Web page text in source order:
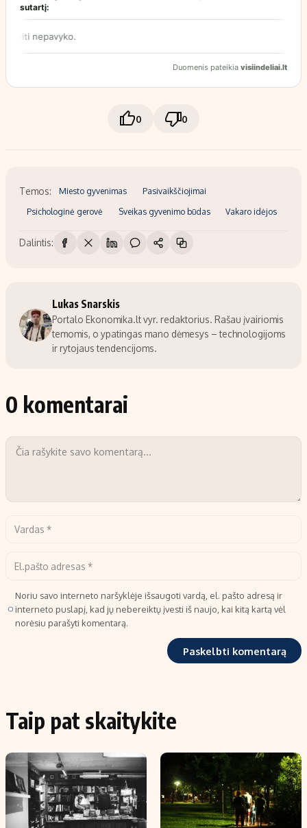
0 0
Temos: Miesto gyvenimas Pasivaikščiojimai
Psichologinė gerovė Sveikas gyvenimo būdas Vakaro idėjos
Dalintis:
Lukas Snarskis
Portalo Ekonomika.lt vyr. redaktorius. Rašau įvairiomis
temomis, o ypatingas mano dėmesys – technologijoms
ir rytojaus tendencijoms.
0 komentarai
Noriu savo interneto naršyklėje išsaugoti vardą, el. pašto adresą ir
interneto puslapį, kad jų nebereiktų įvesti iš naujo, kai kitą kartą vėl
norėsiu parašyti komentarą.
Taip pat skaitykite